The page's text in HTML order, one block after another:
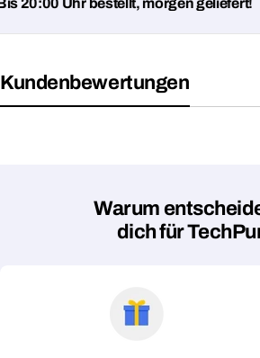
Mit * markierte Felder sind Pflichtfelder
20:00 Uhr bestellt, morgen geliefert!
Kundenbewertungen
Warum
dich für